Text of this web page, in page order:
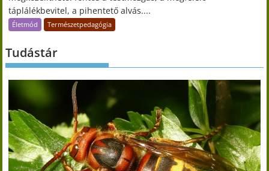
táplálékbevitel, a pihentető alvás....
Életmód Természetpedagógia
Tudástár